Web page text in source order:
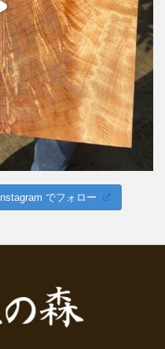
Instagram でフォロー